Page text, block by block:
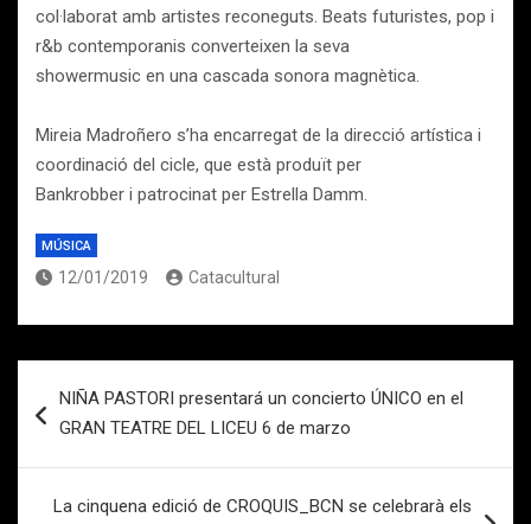
col·laborat amb artistes reconeguts. Beats futuristes, pop i
r&b contemporanis converteixen la seva
showermusic en una cascada sonora magnètica.
Mireia Madroñero s’ha encarregat de la direcció artística i
coordinació del cicle, que està produït per
Bankrobber i patrocinat per Estrella Damm.
MÚSICA
12/01/2019 Catacultural
de
NIÑA PASTORI presentará un concierto ÚNICO en el
GRAN TEATRE DEL LICEU 6 de marzo
La cinquena edició de CROQUIS_BCN se celebrarà els